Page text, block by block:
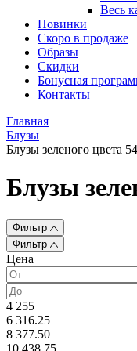
Весь
Новинки
Скоро в продаже
Образы
Скидки
Бонусная
Контакты
Главная
Блузы
Блузы зеленого цвета
Блузы
Фильтр
Фильтр
Цена
4 255
6 316.25
8 377.50
10 438.75